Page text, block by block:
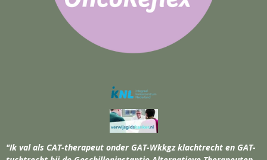
"Ik val als CAT-therapeut onder GAT-Wkkgz klachtrecht en GAT-